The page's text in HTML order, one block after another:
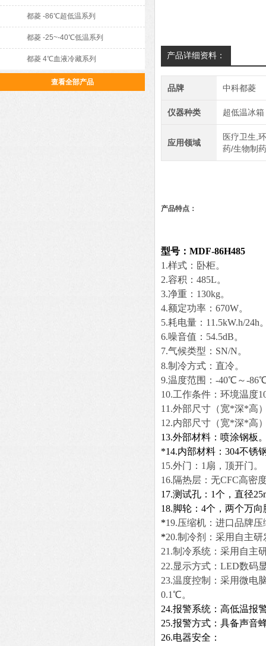
都菱 -86℃超低温系列
都菱 -25~-40℃低温系列
都菱 4℃血液冷藏系列
查看全部产品
产品详细资料：
品牌 中科都菱
仪器种类 超低温冰
应用领域
医疗卫生,
药/生物制
产品特点：
型号：MDF-86H485
1 .样式：卧柜。
2.容积：485L。
3.净重：130kg。
4.额定功率： 670W。
5.耗电量： 11.5kW.h/24h
6.噪音值： 54.5dB。
7.气候类型： SN/N。
8.制冷方式 ：直冷。
9.温度范围： -40℃～-
10.工作条件：环境温度
11 .外部尺寸（宽*深*高
12.内部尺寸（宽*深*高
13.外部材料：喷涂钢板
*14.内部材料：304不锈
15.外门：1扇，顶开门。
16.隔热层：无CFC高密
17.测试孔：1个，直径
18.脚轮：4个，两个万
*19.压缩机：进口品牌
*20.制冷剂：采用自主
21.制冷系统： 采用自主
22.显示方式：LED数码
23.温度控制： 采用微电
0.1℃。
24.报警系统：高低温报
25.报警方式：具备声音
26.电器安全：